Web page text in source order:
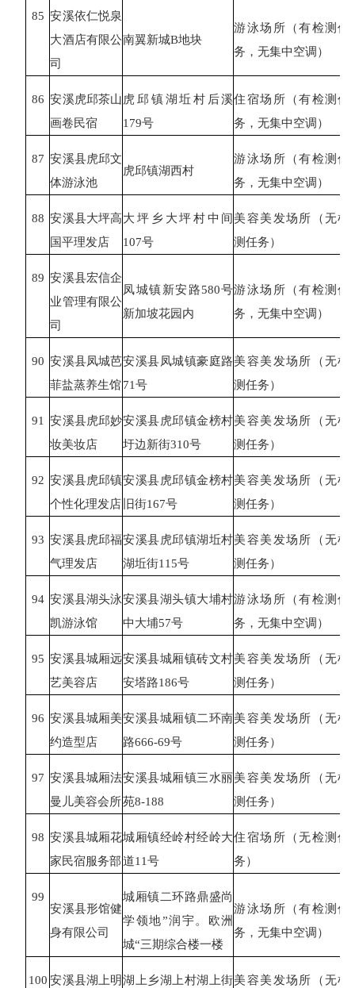
85 安溪依仁悦泉
大酒店有限公
司
南翼新城B地块
游泳场所（有检测任
务，无集中空调）
86 安溪虎邱茶山
画卷民宿
虎邱镇湖坵村后溪
179号
住宿场所（有检测任
务，无集中空调）
87 安溪县虎邱文
体游泳池
虎邱镇湖西村
游泳场所（有检测任
务，无集中空调）
88 安溪县大坪高
国平理发店
大坪乡大坪村中间
107号
美容美发场所（无检
测任务）
89 安溪县宏信企
业管理有限公
司
凤城镇新安路580号
新加坡花园内
游泳场所（有检测任
务，无集中空调）
90 安溪县凤城芭
菲盐蒸养生馆
安溪县凤城镇豪庭路
71号
美容美发场所（无检
测任务）
91
安溪县虎邱妙
妆美妆店
安溪县虎邱镇金榜村
圩边新街310号
美容美发场所（无检
测任务）
92 安溪县虎邱镇
个性化理发店
安溪县虎邱镇金榜村
旧街167号
美容美发场所（无检
测任务）
93 安溪县虎邱福
气理发店
安溪县虎邱镇湖坵村
湖坵街115号
美容美发场所（无检
测任务）
94 安溪县湖头泳
凯游泳馆
安溪县湖头镇大埔村
中大埔57号
游泳场所（有检测任
务，无集中空调）
95 安溪县城厢远
艺美容店
安溪县城厢镇砖文村
安塔路186号
美容美发场所（无检
测任务）
96 安溪县城厢美
约造型店
安溪县城厢镇二环南
路666-69号
美容美发场所（无检
测任务）
97 安溪县城厢法
曼儿美容会所
安溪县城厢镇三水丽
苑8-188
美容美发场所（无检
测任务）
98 安溪县城厢花
家民宿服务部
城厢镇经岭村经岭大
道11号
住宿场所（无检测任
务）
99
安溪县形馆健
身有限公司
城厢镇二环路鼎盛尚
学领地”润宇。欧洲
城“三期综合楼一楼
游泳场所（有检测任
务，无集中空调）
100 安溪县湖上明湖上乡湖上村湖上街美容美发场所（无检